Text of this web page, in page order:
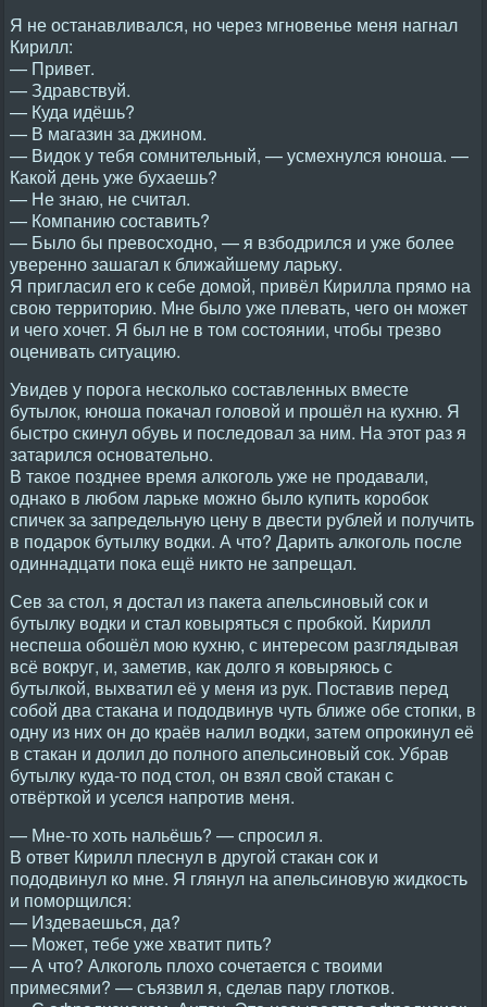
Я не останавливался, но через мгновенье меня нагнал
Кирилл:
— Привет.
— Здравствуй.
— Куда идёшь?
— В магазин за джином.
— Видок у тебя сомнительный, — усмехнулся юноша. —
Какой день уже бухаешь?
— Не знаю, не считал.
— Компанию составить?
— Было бы превосходно, — я взбодрился и уже более
уверенно зашагал к ближайшему ларьку.
Я пригласил его к себе домой, привёл Кирилла прямо на
свою территорию. Мне было уже плевать, чего он может
и чего хочет. Я был не в том состоянии, чтобы трезво
оценивать ситуацию.
Увидев у порога несколько составленных вместе
бутылок, юноша покачал головой и прошёл на кухню. Я
быстро скинул обувь и последовал за ним. На этот раз я
затарился основательно.
В такое позднее время алкоголь уже не продавали,
однако в любом ларьке можно было купить коробок
спичек за запредельную цену в двести рублей и получить
в подарок бутылку водки. А что? Дарить алкоголь после
одиннадцати пока ещё никто не запрещал.
Сев за стол, я достал из пакета апельсиновый сок и
бутылку водки и стал ковыряться с пробкой. Кирилл
неспеша обошёл мою кухню, с интересом разглядывая
всё вокруг, и, заметив, как долго я ковыряюсь с
бутылкой, выхватил её у меня из рук. Поставив перед
собой два стакана и пододвинув чуть ближе обе стопки, в
одну из них он до краёв налил водки, затем опрокинул её
в стакан и долил до полного апельсиновый сок. Убрав
бутылку куда-то под стол, он взял свой стакан с
отвёрткой и уселся напротив меня.
— Мне-то хоть нальёшь? — спросил я.
В ответ Кирилл плеснул в другой стакан сок и
пододвинул ко мне. Я глянул на апельсиновую жидкость
и поморщился:
— Издеваешься, да?
— Может, тебе уже хватит пить?
— А что? Алкоголь плохо сочетается с твоими
примесями? — съязвил я, сделав пару глотков.